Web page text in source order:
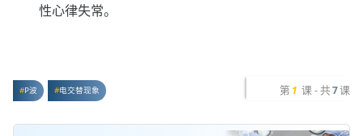
性心律失常。
P波 电交替现象 第 1 课 - 共7课